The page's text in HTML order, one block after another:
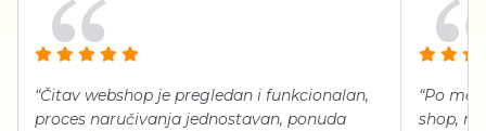
“Čitav webshop je pregledan i funkcionalan,
proces naručivanja jednostavan, ponuda
“Po
shop,